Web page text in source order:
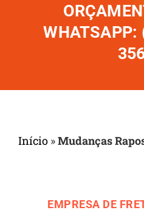
Início »Mudanças
EMPRESA DE